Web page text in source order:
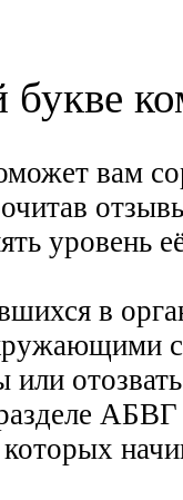
вам
уровень
в
которых